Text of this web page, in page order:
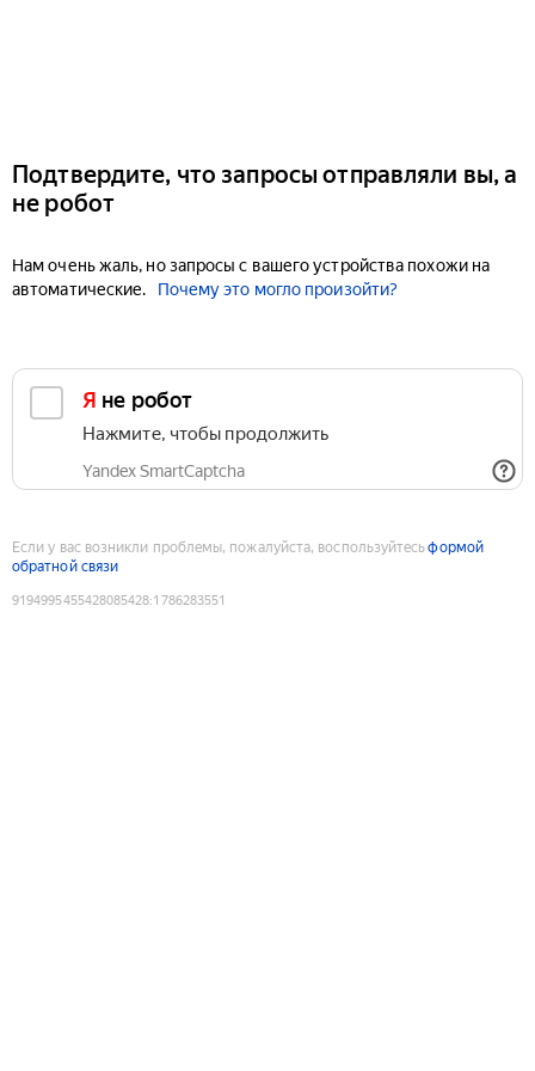
Подтвердите, что запросы отправляли вы, а
не робот
Нам очень жаль, но запросы с вашего устройства похожи на
автоматические.
Почему это могло произойти?
Я не робот
Нажмите, чтобы продолжить
Yandex SmartCaptcha
Если у вас возникли проблемы, пожалуйста, воспользуйтесьформой
обратной связи
9194995455428085428:1786283551